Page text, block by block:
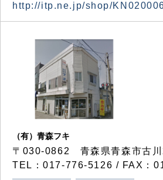
http://itp.ne.jp/shop/
（有）青森フキ
〒030-0862 青森県青森市古
TEL：017-776-5126 / FAX：